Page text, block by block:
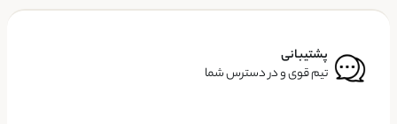
پشتیبانی
تیم قوی و در دسترس شما